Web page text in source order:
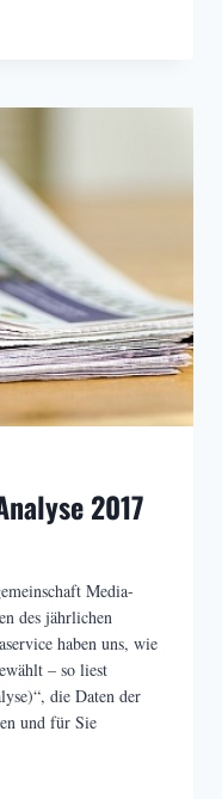
2017
Media-
des jährlichen
haben uns, wie
– so liest
die Daten der
und für Sie